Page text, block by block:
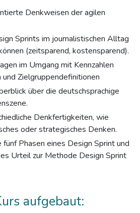
Denkweisen der agilen
Sprints im journalistischen Alltag
(zeitsparend, kostensparend).
im Umgang mit Kennzahlen
Zielgruppendefinitionen
über die deutschsprachige
Denkfertigkeiten, wie
oder strategisches Denken.
Phasen eines Design Sprint und
Urteil zur Methode Design Sprint
aufgebaut: